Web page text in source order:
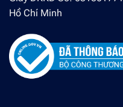
Hồ Chí Minh